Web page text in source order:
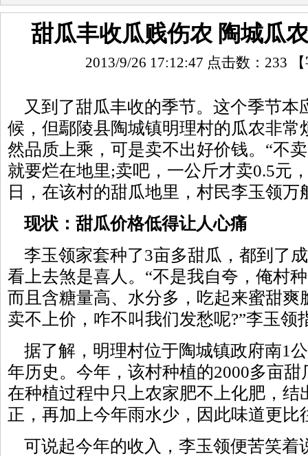
甜瓜丰收瓜贱伤农 陶城瓜
2013/9/26 17:12:47 点击数： 233
又到了甜瓜丰收的季节。这个季节本
候，但鄢陵县陶城镇明理村的瓜农非常
然品质上乘，可是卖不出好价钱。“不
就要烂在地里;卖吧，一公斤才卖0.5元
日，在该村的甜瓜地里，村民李玉领万
现状：甜瓜价格低得让人心痛
李玉领家套种了3亩多甜瓜，都到了
看上去煞是喜人。“不是我自夸，俺村
而且含糖量高、水分多，吃起来蜜甜爽
卖不上价，咋不叫我们发愁呢?”李玉领
据了解，明理村位于陶城镇政府南1
年历史。今年，该村种植的2000多亩
在种植过程中只上农家肥不上化肥，结
正，再加上今年雨水少，因此味道更比
可说起今年的收入，李玉领便苦笑着